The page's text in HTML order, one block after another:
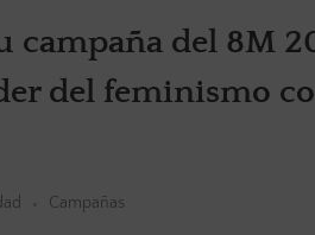
del 8M
del feminismo
Campañas